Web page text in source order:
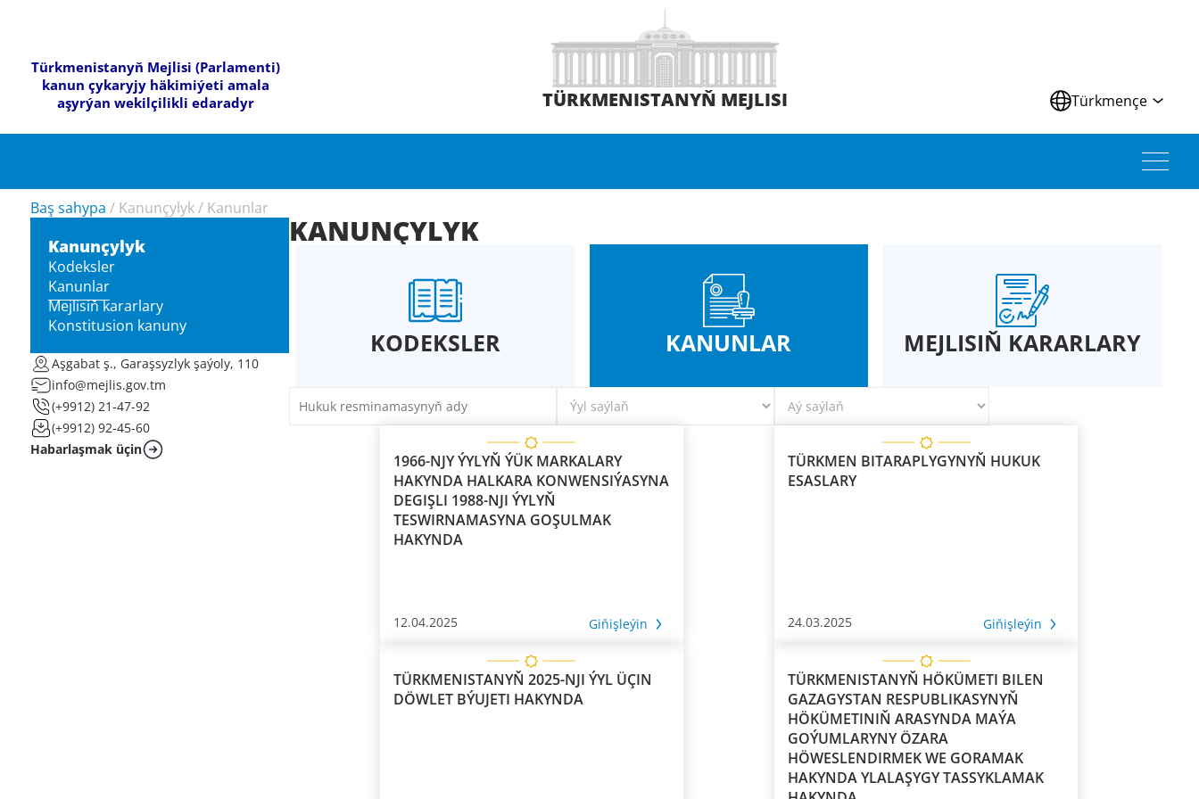
Türkmenistanyň Mejlisi (Parlamenti)
kanun çykaryjy häkimiýeti amala
aşyrýan wekilçilikli edaradyr
TÜRKMENISTANYŇ MEJLISI Türkmençe
Baş sahypa / Kanunçylyk / Kanunlar
Kanunçylyk
Kodeksler
Kanunlar
Mejlisiň kararlary
Konstitusion kanuny
Aşgabat ş., Garaşsyzlyk şaýoly, 110
info@mejlis.gov.tm
(+9912) 21-47-92
(+9912) 92-45-60
Habarlaşmak üçin
KANUNÇYLYK
KODEKSLER KANUNLAR MEJLISIŇ KARARLARY
1966-NJY ÝYLYŇ ÝÜK MARKALARY
HAKYNDA HALKARA KONWENSIÝASYNA
DEGIŞLI 1988-NJI ÝYLYŇ
TESWIRNAMASYNA GOŞULMAK
HAKYNDA
12.04.2025 Giňişleýin
TÜRKMEN BITARAPLYGYNYŇ HUKUK
ESASLARY
24.03.2025 Giňişleýin
TÜRKMENISTANYŇ 2025-NJI ÝYL ÜÇIN
DÖWLET BÝUJETI HAKYNDA
TÜRKMENISTANYŇ HÖKÜMETI BILEN
GAZAGYSTAN RESPUBLIKASYNYŇ
HÖKÜMETINIŇ ARASYNDA MAÝA
GOÝUMLARYNY ÖZARA
HÖWESLENDIRMEK WE GORAMAK
HAKYNDA YLALAŞYGY TASSYKLAMAK